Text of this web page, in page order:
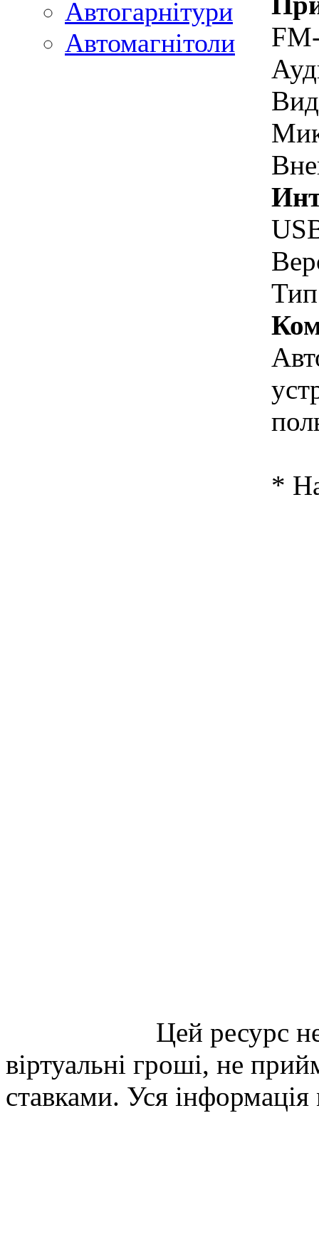
Автогарнітури
Автомагнітоли
*
Цей ресурс
віртуальні гроші, не
ставками. Уся